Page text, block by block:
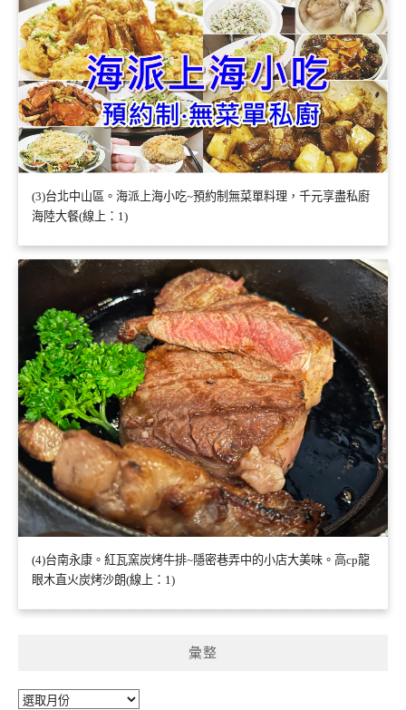
(3)台北中山區。海派上海小吃~預約制無菜單料理，千元享盡私廚
海陸大餐(線上：1)
(4)台南永康。紅瓦窯炭烤牛排~隱密巷弄中的小店大美味。高cp龍
眼木直火炭烤沙朗(線上：1)
彙整
彙